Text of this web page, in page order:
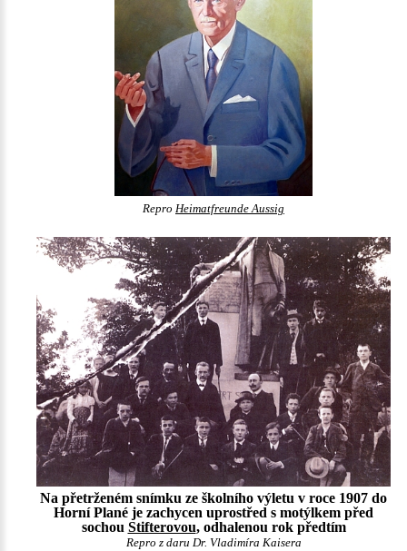
Repro Heimatfreunde Aussig
Na přetrženém snímku ze školního výletu v roce 1907 do
Horní Plané je zachycen uprostřed s motýlkem před
sochou Stifterovou, odhalenou rok předtím
Repro z daru Dr. Vladimíra Kaisera